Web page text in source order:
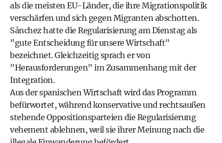
als die meisten EU-Länder, die ihre Migrationspolitik
verschärfen und sich gegen Migranten abschotten.
Sánchez hatte die Regularisierung am Dienstag als
"gute Entscheidung für unsere Wirtschaft"
bezeichnet. Gleichzeitig sprach er von
"Herausforderungen" im Zusammenhang mit der
Integration.
Aus der spanischen Wirtschaft wird das Programm
befürwortet, während konservative und rechtsaußen
stehende Oppositionsparteien die Regularisierung
vehement ablehnen, weil sie ihrer Meinung nach die